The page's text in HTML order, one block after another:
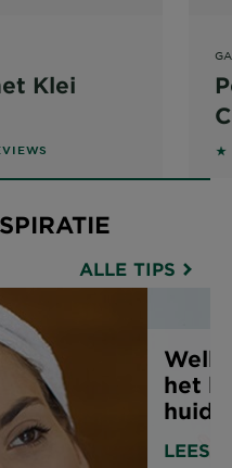
Klei
on reviews
ALLE TIPS
het
LEES